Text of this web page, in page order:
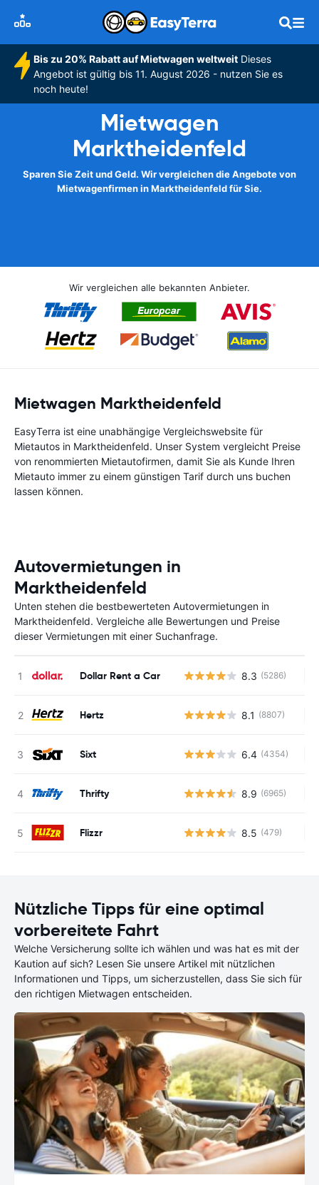
Bis zu 20% Rabatt auf Mietwagen weltweitDieses
Angebot ist gültig bis 11. August 2026 - nutzen Sie es
noch heute!
Mietwagen
Marktheidenfeld
Sparen Sie Zeit und Geld. Wir vergleichen die Angebote von
Mietwagenfirmen in Marktheidenfeld für Sie.
Wir vergleichen alle bekannten Anbieter.
Mietwagen Marktheidenfeld
EasyTerra ist eine unabhängige Vergleichswebsite für
Mietautos in Marktheidenfeld. Unser System vergleicht Preise
von renommierten Mietautofirmen, damit Sie als Kunde Ihren
Mietauto immer zu einem günstigen Tarif durch uns buchen
lassen können.
Autovermietungen in
Marktheidenfeld
Unten stehen die bestbewerteten Autovermietungen in
Marktheidenfeld. Vergleiche alle Bewertungen und Preise
dieser Vermietungen mit einer Suchanfrage.
Dollar Rent a Car 8.3 (5286)
Hertz 8.1 (8807)
Sixt 6.4 (4354)
Thrifty 8.9 (6965)
Flizzr 8.5 (479)
Nützliche Tipps für eine optimal
vorbereitete Fahrt
Welche Versicherung sollte ich wählen und was hat es mit der
Kaution auf sich? Lesen Sie unsere Artikel mit nützlichen
Informationen und Tipps, um sicherzustellen, dass Sie sich für
den richtigen Mietwagen entscheiden.